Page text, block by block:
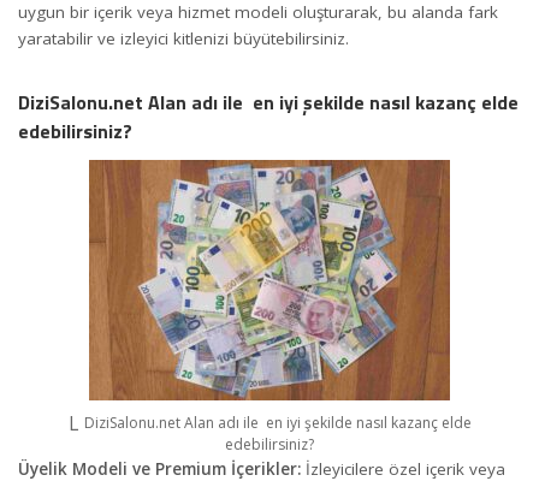
uygun bir içerik veya hizmet modeli oluşturarak, bu alanda fark
yaratabilir ve izleyici kitlenizi büyütebilirsiniz.
DiziSalonu.net Alan adı ile en iyi şekilde nasıl kazanç elde
edebilirsiniz?
DiziSalonu.net Alan adı ile en iyi şekilde nasıl kazanç elde
edebilirsiniz?
Üyelik Modeli ve Premium İçerikler: İzleyicilere özel içerik veya